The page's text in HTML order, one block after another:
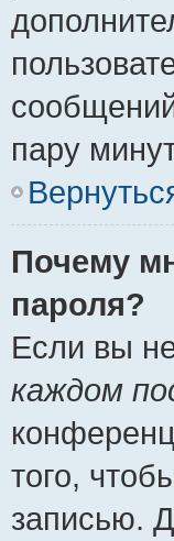
пару
Почему
пароля?
Если вы
каждом
того,
записью.